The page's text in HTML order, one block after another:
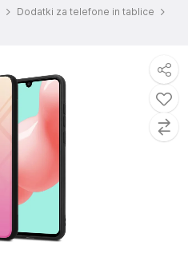
Dodatki za telefone in tablice